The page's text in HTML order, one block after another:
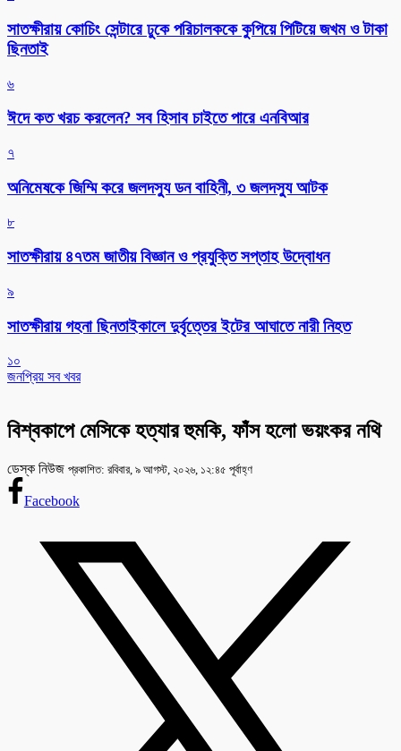
সাতক্ষীরায় কোচিং সেন্টারে ঢুকে পরিচালককে কুপিয়ে পিটিয়ে জখম ও টাকা
ছিনতাই
৬
ঈদে কত খরচ করলেন? সব হিসাব চাইতে পারে এনবিআর
৭
অনিমেষকে জিম্মি করে জলদস্যু ডন বাহিনী, ৩ জলদস্যু আটক
৮
সাতক্ষীরায় ৪৭তম জাতীয় বিজ্ঞান ও প্রযুক্তি সপ্তাহ উদ্বোধন
৯
সাতক্ষীরায় গহনা ছিনতাইকালে দুর্বৃত্তের ইটের আঘাতে নারী নিহত
১০
জনপ্রিয় সব খবর
বিশ্বকাপে মেসিকে হত্যার হুমকি, ফাঁস হলো ভয়ংকর নথি
ডেস্ক নিউজ প্রকাশিত: রবিবার, ৯ আগস্ট, ২০২৬, ১২:৪৫ পূর্বাহ্ণ
Facebook